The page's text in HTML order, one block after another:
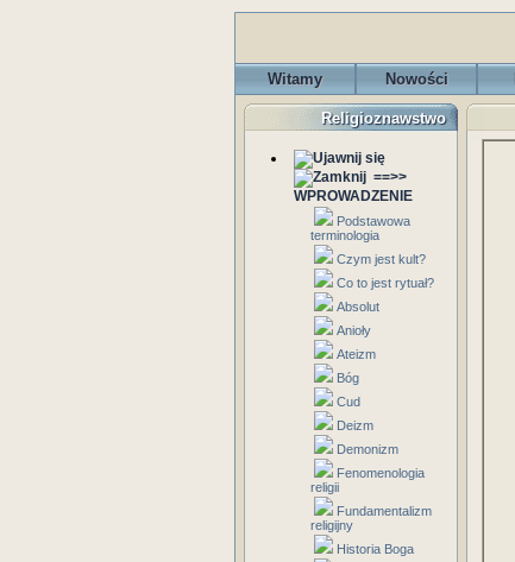
Witamy Nowości
Religioznawstwo
==>>
WPROWADZENIE
Podstawowa
terminologia
Czym jest kult?
Co to jest rytuał?
Absolut
Anioły
Ateizm
Bóg
Cud
Deizm
Demonizm
Fenomenologia
religii
Fundamentalizm
religijny
Historia Boga